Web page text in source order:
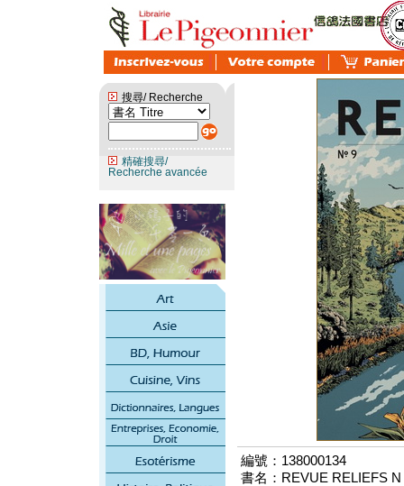
搜尋/ Recherche
精確搜尋/
Recherche avancée
編號：138000134
書名：REVUE RELIEFS